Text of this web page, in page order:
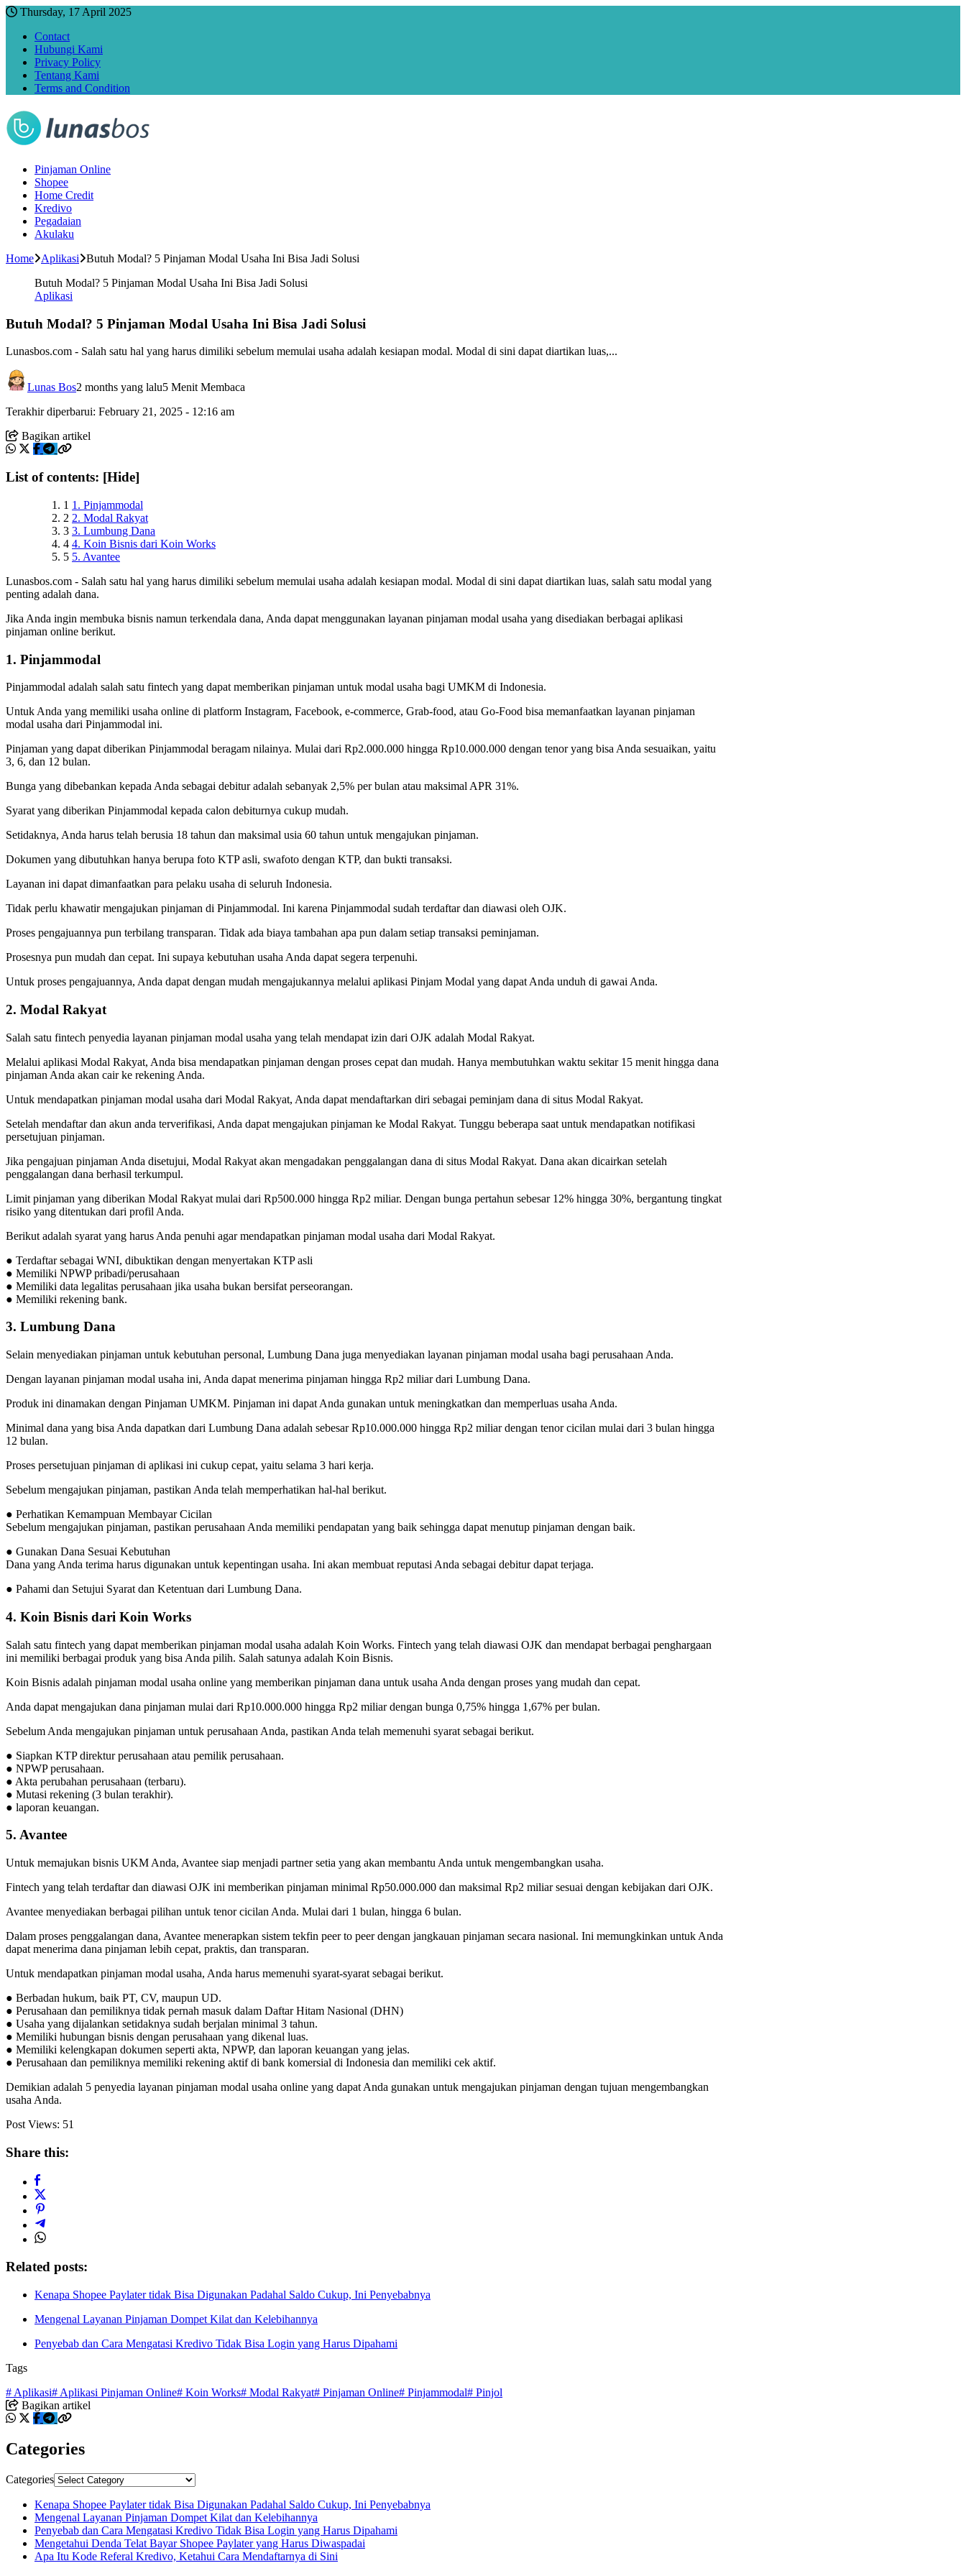
Thursday, 17 April 2025
Contact
Hubungi Kami
Privacy Policy
Tentang Kami
Terms and Condition
Pinjaman Online
Shopee
Home Credit
Kredivo
Pegadaian
Akulaku
Home
Aplikasi
Butuh Modal? 5 Pinjaman Modal Usaha Ini Bisa Jadi Solusi
Butuh Modal? 5 Pinjaman Modal Usaha Ini Bisa Jadi Solusi
Aplikasi
Butuh Modal? 5 Pinjaman Modal Usaha Ini Bisa Jadi Solusi
Lunasbos.com - Salah satu hal yang harus dimiliki sebelum memulai usaha adalah kesiapan modal. Modal di sini dapat diartikan luas,...
Lunas Bos2 months yang lalu5 Menit Membaca
Terakhir diperbarui: February 21, 2025 - 12:16 am
Bagikan artikel
List of contents: [Hide]
1 1. Pinjammodal
2 2. Modal Rakyat
3 3. Lumbung Dana
4 4. Koin Bisnis dari Koin Works
5 5. Avantee
Lunasbos.com - Salah satu hal yang harus dimiliki sebelum memulai usaha adalah kesiapan modal. Modal di sini dapat diartikan luas, salah satu modal yang
penting adalah dana.
Jika Anda ingin membuka bisnis namun terkendala dana, Anda dapat menggunakan layanan pinjaman modal usaha yang disediakan berbagai aplikasi
pinjaman online berikut.
1. Pinjammodal
Pinjammodal adalah salah satu fintech yang dapat memberikan pinjaman untuk modal usaha bagi UMKM di Indonesia.
Untuk Anda yang memiliki usaha online di platform Instagram, Facebook, e-commerce, Grab-food, atau Go-Food bisa memanfaatkan layanan pinjaman
modal usaha dari Pinjammodal ini.
Pinjaman yang dapat diberikan Pinjammodal beragam nilainya. Mulai dari Rp2.000.000 hingga Rp10.000.000 dengan tenor yang bisa Anda sesuaikan, yaitu
3, 6, dan 12 bulan.
Bunga yang dibebankan kepada Anda sebagai debitur adalah sebanyak 2,5% per bulan atau maksimal APR 31%.
Syarat yang diberikan Pinjammodal kepada calon debiturnya cukup mudah.
Setidaknya, Anda harus telah berusia 18 tahun dan maksimal usia 60 tahun untuk mengajukan pinjaman.
Dokumen yang dibutuhkan hanya berupa foto KTP asli, swafoto dengan KTP, dan bukti transaksi.
Layanan ini dapat dimanfaatkan para pelaku usaha di seluruh Indonesia.
Tidak perlu khawatir mengajukan pinjaman di Pinjammodal. Ini karena Pinjammodal sudah terdaftar dan diawasi oleh OJK.
Proses pengajuannya pun terbilang transparan. Tidak ada biaya tambahan apa pun dalam setiap transaksi peminjaman.
Prosesnya pun mudah dan cepat. Ini supaya kebutuhan usaha Anda dapat segera terpenuhi.
Untuk proses pengajuannya, Anda dapat dengan mudah mengajukannya melalui aplikasi Pinjam Modal yang dapat Anda unduh di gawai Anda.
2. Modal Rakyat
Salah satu fintech penyedia layanan pinjaman modal usaha yang telah mendapat izin dari OJK adalah Modal Rakyat.
Melalui aplikasi Modal Rakyat, Anda bisa mendapatkan pinjaman dengan proses cepat dan mudah. Hanya membutuhkan waktu sekitar 15 menit hingga dana
pinjaman Anda akan cair ke rekening Anda.
Untuk mendapatkan pinjaman modal usaha dari Modal Rakyat, Anda dapat mendaftarkan diri sebagai peminjam dana di situs Modal Rakyat.
Setelah mendaftar dan akun anda terverifikasi, Anda dapat mengajukan pinjaman ke Modal Rakyat. Tunggu beberapa saat untuk mendapatkan notifikasi
persetujuan pinjaman.
Jika pengajuan pinjaman Anda disetujui, Modal Rakyat akan mengadakan penggalangan dana di situs Modal Rakyat. Dana akan dicairkan setelah
penggalangan dana berhasil terkumpul.
Limit pinjaman yang diberikan Modal Rakyat mulai dari Rp500.000 hingga Rp2 miliar. Dengan bunga pertahun sebesar 12% hingga 30%, bergantung tingkat
risiko yang ditentukan dari profil Anda.
Berikut adalah syarat yang harus Anda penuhi agar mendapatkan pinjaman modal usaha dari Modal Rakyat.
● Terdaftar sebagai WNI, dibuktikan dengan menyertakan KTP asli
● Memiliki NPWP pribadi/perusahaan
● Memiliki data legalitas perusahaan jika usaha bukan bersifat perseorangan.
● Memiliki rekening bank.
3. Lumbung Dana
Selain menyediakan pinjaman untuk kebutuhan personal, Lumbung Dana juga menyediakan layanan pinjaman modal usaha bagi perusahaan Anda.
Dengan layanan pinjaman modal usaha ini, Anda dapat menerima pinjaman hingga Rp2 miliar dari Lumbung Dana.
Produk ini dinamakan dengan Pinjaman UMKM. Pinjaman ini dapat Anda gunakan untuk meningkatkan dan memperluas usaha Anda.
Minimal dana yang bisa Anda dapatkan dari Lumbung Dana adalah sebesar Rp10.000.000 hingga Rp2 miliar dengan tenor cicilan mulai dari 3 bulan hingga
12 bulan.
Proses persetujuan pinjaman di aplikasi ini cukup cepat, yaitu selama 3 hari kerja.
Sebelum mengajukan pinjaman, pastikan Anda telah memperhatikan hal-hal berikut.
● Perhatikan Kemampuan Membayar Cicilan
Sebelum mengajukan pinjaman, pastikan perusahaan Anda memiliki pendapatan yang baik sehingga dapat menutup pinjaman dengan baik.
● Gunakan Dana Sesuai Kebutuhan
Dana yang Anda terima harus digunakan untuk kepentingan usaha. Ini akan membuat reputasi Anda sebagai debitur dapat terjaga.
● Pahami dan Setujui Syarat dan Ketentuan dari Lumbung Dana.
4. Koin Bisnis dari Koin Works
Salah satu fintech yang dapat memberikan pinjaman modal usaha adalah Koin Works. Fintech yang telah diawasi OJK dan mendapat berbagai penghargaan
ini memiliki berbagai produk yang bisa Anda pilih. Salah satunya adalah Koin Bisnis.
Koin Bisnis adalah pinjaman modal usaha online yang memberikan pinjaman dana untuk usaha Anda dengan proses yang mudah dan cepat.
Anda dapat mengajukan dana pinjaman mulai dari Rp10.000.000 hingga Rp2 miliar dengan bunga 0,75% hingga 1,67% per bulan.
Sebelum Anda mengajukan pinjaman untuk perusahaan Anda, pastikan Anda telah memenuhi syarat sebagai berikut.
● Siapkan KTP direktur perusahaan atau pemilik perusahaan.
● NPWP perusahaan.
● Akta perubahan perusahaan (terbaru).
● Mutasi rekening (3 bulan terakhir).
● laporan keuangan.
5. Avantee
Untuk memajukan bisnis UKM Anda, Avantee siap menjadi partner setia yang akan membantu Anda untuk mengembangkan usaha.
Fintech yang telah terdaftar dan diawasi OJK ini memberikan pinjaman minimal Rp50.000.000 dan maksimal Rp2 miliar sesuai dengan kebijakan dari OJK.
Avantee menyediakan berbagai pilihan untuk tenor cicilan Anda. Mulai dari 1 bulan, hingga 6 bulan.
Dalam proses penggalangan dana, Avantee menerapkan sistem tekfin peer to peer dengan jangkauan pinjaman secara nasional. Ini memungkinkan untuk Anda
dapat menerima dana pinjaman lebih cepat, praktis, dan transparan.
Untuk mendapatkan pinjaman modal usaha, Anda harus memenuhi syarat-syarat sebagai berikut.
● Berbadan hukum, baik PT, CV, maupun UD.
● Perusahaan dan pemiliknya tidak pernah masuk dalam Daftar Hitam Nasional (DHN)
● Usaha yang dijalankan setidaknya sudah berjalan minimal 3 tahun.
● Memiliki hubungan bisnis dengan perusahaan yang dikenal luas.
● Memiliki kelengkapan dokumen seperti akta, NPWP, dan laporan keuangan yang jelas.
● Perusahaan dan pemiliknya memiliki rekening aktif di bank komersial di Indonesia dan memiliki cek aktif.
Demikian adalah 5 penyedia layanan pinjaman modal usaha online yang dapat Anda gunakan untuk mengajukan pinjaman dengan tujuan mengembangkan
usaha Anda.
Post Views: 51
Share this:
Related posts:
Kenapa Shopee Paylater tidak Bisa Digunakan Padahal Saldo Cukup, Ini Penyebabnya
Mengenal Layanan Pinjaman Dompet Kilat dan Kelebihannya
Penyebab dan Cara Mengatasi Kredivo Tidak Bisa Login yang Harus Dipahami
Tags
# Aplikasi# Aplikasi Pinjaman Online# Koin Works# Modal Rakyat# Pinjaman Online# Pinjammodal# Pinjol
Bagikan artikel
Categories
Categories
Kenapa Shopee Paylater tidak Bisa Digunakan Padahal Saldo Cukup, Ini Penyebabnya
Mengenal Layanan Pinjaman Dompet Kilat dan Kelebihannya
Penyebab dan Cara Mengatasi Kredivo Tidak Bisa Login yang Harus Dipahami
Mengetahui Denda Telat Bayar Shopee Paylater yang Harus Diwaspadai
Apa Itu Kode Referal Kredivo, Ketahui Cara Mendaftarnya di Sini